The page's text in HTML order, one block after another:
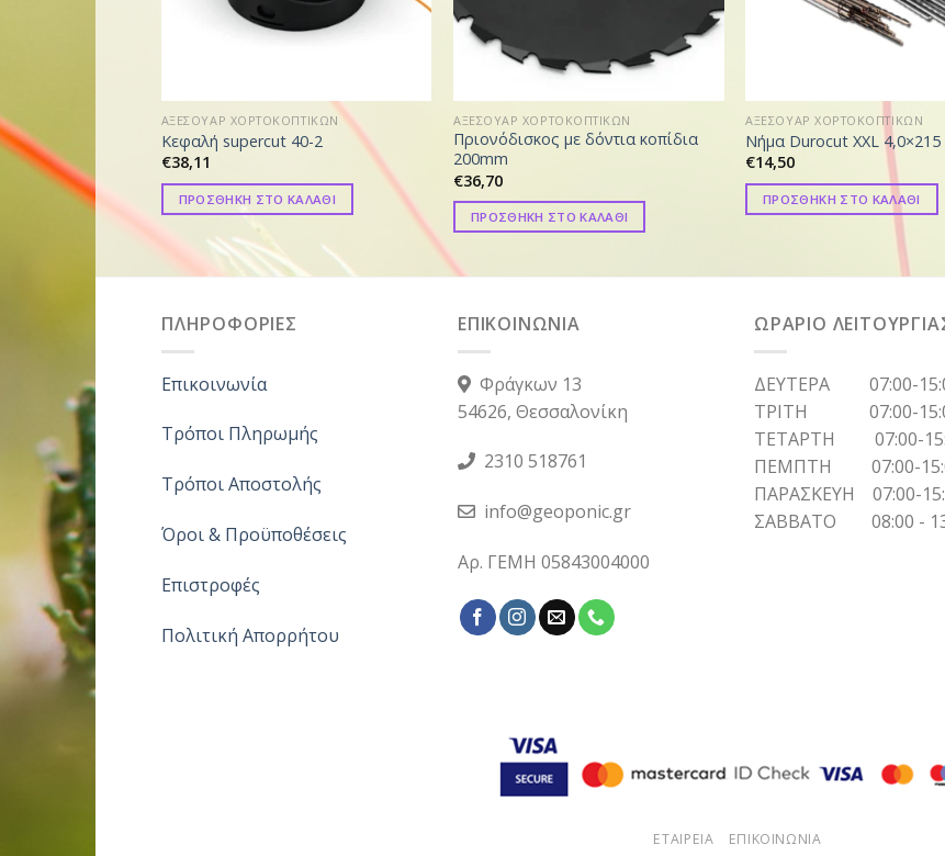
ΑΞΕΣΟΥΑΡ ΧΟΡΤΟΚΟΠΤΙΚΩΝ
Κεφαλή supercut 40-2
€38,11
ΠΡΟΣΘΗΚΗ ΣΤΟ ΚΑΛΑΘΙ
ΑΞΕΣΟΥΑΡ ΧΟΡΤΟΚΟΠΤΙΚΩΝ
Πριονόδισκος με δόντια κοπίδια
200mm
€36,70
ΠΡΟΣΘΗΚΗ ΣΤΟ ΚΑΛΑΘΙ
ΑΞΕΣΟΥΑΡ ΧΟΡΤΟΚΟΠΤΙΚΩΝ
Νήμα Durocut XXL 4,0×215
€14,50
ΠΡΟΣΘΗΚΗ ΣΤΟ ΚΑΛΑΘΙ
ΠΛΗΡΟΦΟΡΙΕΣ
Επικοινωνία
Τρόποι Πληρωμής
Τρόποι Αποστολής
Όροι & Προϋποθέσεις
Επιστροφές
Πολιτική Απορρήτου
ΕΠΙΚΟΙΝΩΝΙΑ
Φράγκων 13
54626, Θεσσαλονίκη
2310 518761
info@geoponic.gr
Αρ. ΓΕΜΗ 05843004000
ΩΡΑΡΙΟ
ΔΕΥΤΕΡΑ 07:00-
ΤΡΙΤΗ 07:00-
ΤΕΤΑΡΤΗ 07:00-
ΠΕΜΠΤΗ 07:00-
ΠΑΡΑΣΚΕΥΗ 07:00-
ΣΑΒΒΑΤΟ 08:00 -
ΕΤΑΙΡΕΙΑ ΕΠΙΚΟΙΝΩΝΙΑ